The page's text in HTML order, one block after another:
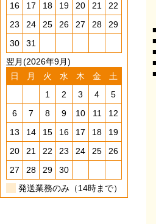
16
17 18 19 20 21
22
23
24 25 26 27 28
29
30
31
翌月(2026年9月)
日
月 火 水 木 金
土
1
2 3 4
5
6
7 8 9 10 11
12
13
14 15 16 17 18
19
20
21 22 23 24 25
26
27
28 29
30
発送業務のみ（14時まで）